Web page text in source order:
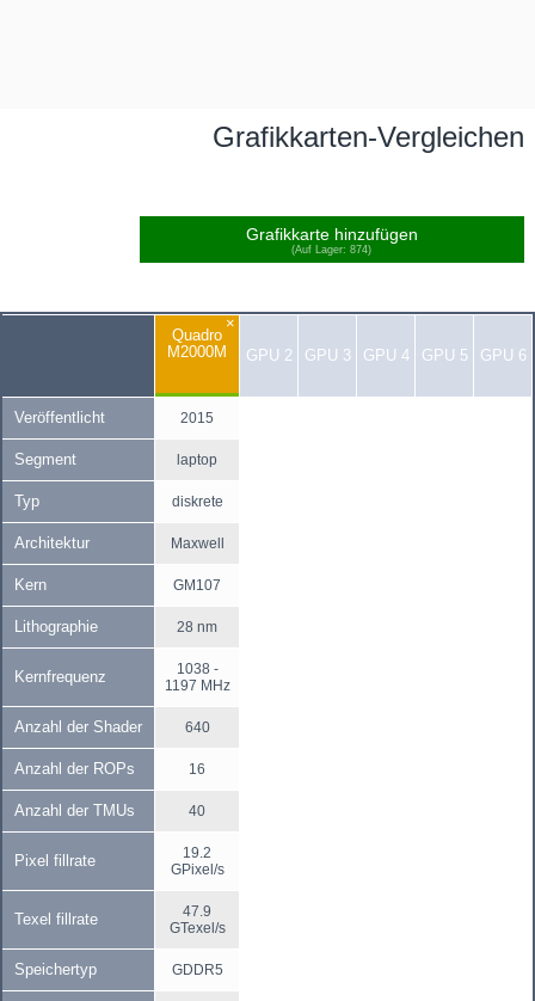
Grafikkarten-Vergleichen
Grafikkarte hinzufügen
(Auf Lager: 874)
×
Quadro
M2000M
GPU 2 GPU 3 GPU 4 GPU 5 GPU 6
Veröffentlicht 2015
Segment laptop
Typ diskrete
Architektur Maxwell
Kern GM107
Lithographie 28 nm
Kernfrequenz
1038 -
1197 MHz
Anzahl der Shader 640
Anzahl der ROPs 16
Anzahl der TMUs 40
Pixel fillrate
19.2
GPixel/s
Texel fillrate
47.9
GTexel/s
Speichertyp GDDR5